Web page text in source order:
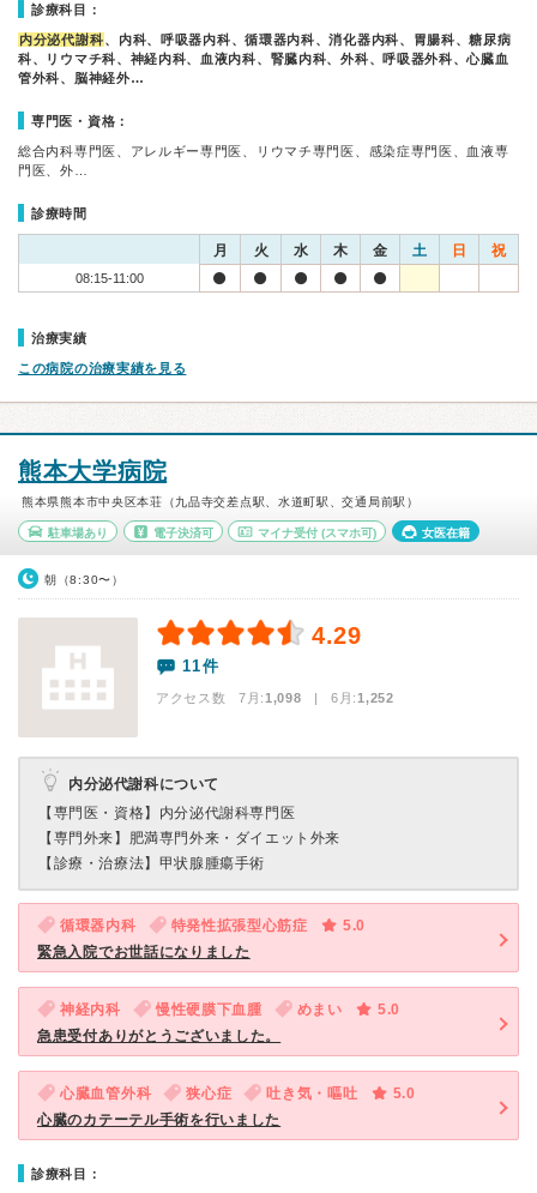
診療科目：
内分泌代謝科、内科、呼吸器内科、循環器内科、消化器内科、胃腸科、糖尿病
科、リウマチ科、神経内科、血液内科、腎臓内科、外科、呼吸器外科、心臓血
管外科、脳神経外…
専門医・資格：
総合内科専門医、アレルギー専門医、リウマチ専門医、感染症専門医、血液専
門医、外…
診療時間
月 火 水 木 金 土 日 祝
08:15-11:00
治療実績
この病院の治療実績を見る
熊本大学病院
熊本県熊本市中央区本荘（九品寺交差点駅、水道町駅、交通局前駅）
駐車場あり 電子決済可 マイナ受付 (スマホ可) 女医在籍
朝（8:30〜）
4.29
11件
アクセス数 7月:1,098 | 6月:1,252
内分泌代謝科について
【専門医・資格】 内分泌代謝科専門医
【専門外来】 肥満専門外来・ダイエット外来
【診療・治療法】 甲状腺腫瘍手術
循環器内科 特発性拡張型心筋症
5.0
緊急入院でお世話になりました
神経内科 慢性硬膜下血腫 めまい
5.0
急患受付ありがとうございました。
心臓血管外科 狭心症 吐き気・嘔吐
5.0
心臓のカテーテル手術を行いました
診療科目：